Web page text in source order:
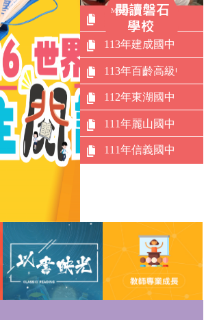
MORE+
114年誠正國中
113年建成國中
113年百齡高級中學(
112年東湖國中
111年麗山國中
111年信義國中